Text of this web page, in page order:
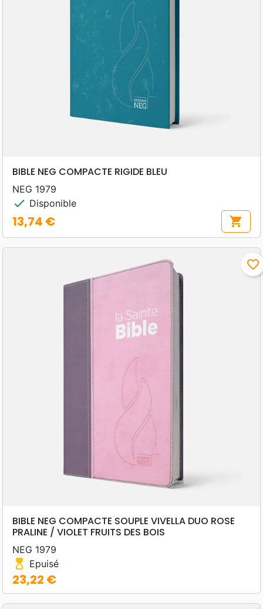
BIBLE NEG COMPACTE RIGIDE BLEU
NEG 1979
check Disponible
Prix
13,74 € shopping_cart
favorite_border
BIBLE NEG COMPACTE SOUPLE VIVELLA DUO ROSE
PRALINE / VIOLET FRUITS DES BOIS
NEG 1979
hourglass_top Epuisé
Prix
23,22 €